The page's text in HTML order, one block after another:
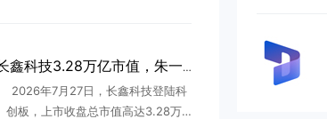
长鑫科技3.28万亿市值，朱一明376亿全分给员工
2026年7月27日，长鑫科技登陆科
创板，上市收盘总市值高达3.28万